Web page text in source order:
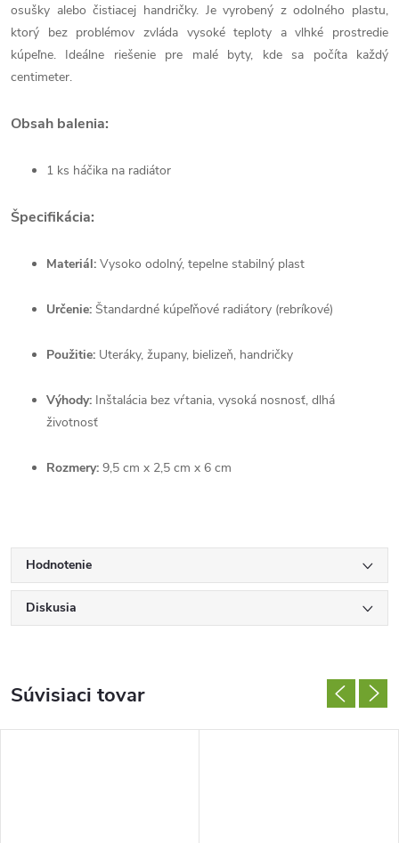
osušky alebo čistiacej handričky. Je vyrobený z odolného plastu,
ktorý bez problémov zvláda vysoké teploty a vlhké prostredie
kúpeľne. Ideálne riešenie pre malé byty, kde sa počíta každý
centimeter.
Obsah balenia:
1 ks háčika na radiátor
Špecifikácia:
Materiál: Vysoko odolný, tepelne stabilný plast
Určenie: Štandardné kúpeľňové radiátory (rebríkové)
Použitie: Uteráky, župany, bielizeň, handričky
Výhody: Inštalácia bez vŕtania, vysoká nosnosť, dlhá
životnosť
Rozmery: 9,5 cm x 2,5 cm x 6 cm
Hodnotenie
Diskusia
Súvisiaci tovar